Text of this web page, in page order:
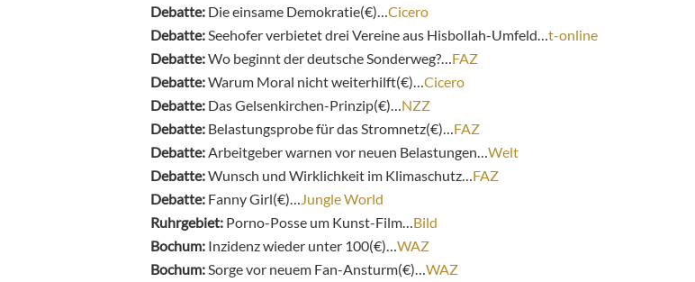
Debatte: Die einsame Demokratie(€)… Cicero
Debatte: Seehofer verbietet drei Vereine aus Hisbollah-Umfeld… t-online
Debatte:Wo beginnt der deutsche Sonderweg?… FAZ
Debatte:Warum Moral nicht weiterhilft(€)… Cicero
Debatte: Das Gelsenkirchen-Prinzip(€)… NZZ
Debatte: Belastungsprobe für das Stromnetz(€)… FAZ
Debatte: Arbeitgeber warnen vor neuen Belastungen… Welt
Debatte:Wunsch und Wirklichkeit im Klimaschutz… FAZ
Debatte: Fanny Girl(€)…
Jungle World
Ruhrgebiet: Porno-Posse um Kunst-Film… Bild
Bochum: Inzidenz wieder unter 100(€)… WAZ
Bochum: Sorge vor neuem Fan-Ansturm(€)… WAZ